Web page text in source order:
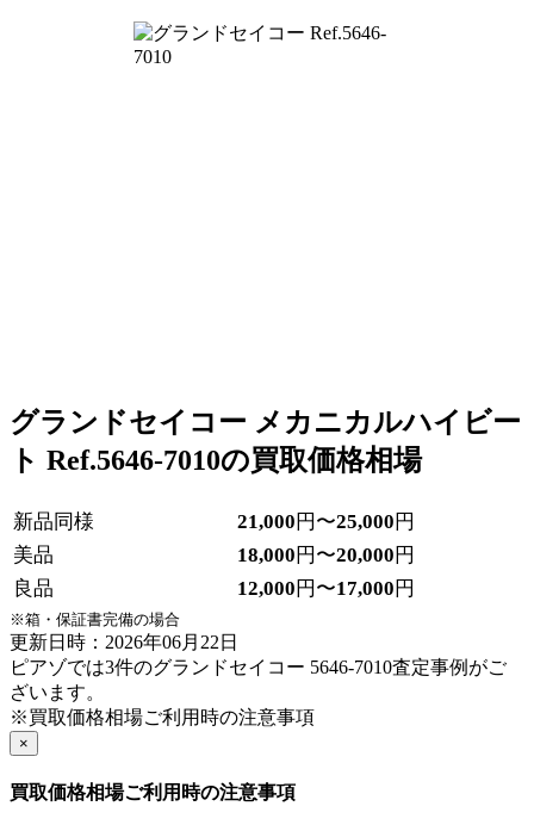
グランドセイコー メカニカルハイビー
ト Ref.5646-7010の買取価格相場
新品同様 21,000 円〜25,000 円
美品
18,000 円〜20,000 円
良品
12,000 円〜17,000 円
※箱・保証書完備の場合
更新日時：2026年06月22日
ピアゾでは3件のグランドセイコー 5646-7010査定事例がご
ざいます。
※買取価格相場ご利用時の注意事項
×
買取価格相場ご利用時の注意事項